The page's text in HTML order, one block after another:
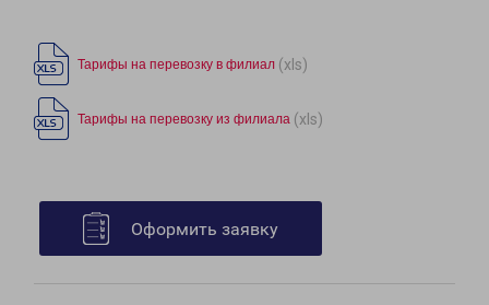
Тарифы на перевозку в филиал (xls)
Тарифы на перевозку из филиала (xls)
Оформить заявку